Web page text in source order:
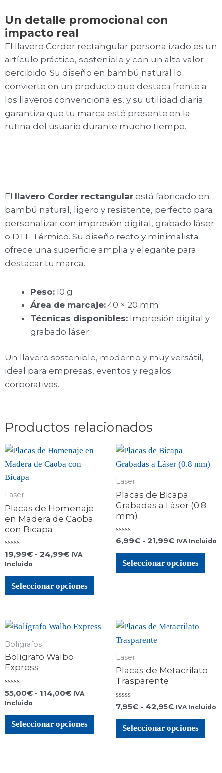
Un detalle promocional con
impacto real
El llavero Corder rectangular personalizado es un
artículo práctico, sostenible y con un alto valor
percibido. Su diseño en bambú natural lo
convierte en un producto que destaca frente a
los llaveros convencionales, y su utilidad diaria
garantiza que tu marca esté presente en la
rutina del usuario durante mucho tiempo.
El llavero Corder rectangular está fabricado en
bambú natural, ligero y resistente, perfecto para
personalizar con impresión digital, grabado láser
o DTF Térmico. Su diseño recto y minimalista
ofrece una superficie amplia y elegante para
destacar tu marca.
Peso: 10 g
Área de marcaje: 40 × 20 mm
Técnicas disponibles: Impresión digital y
grabado láser
Un llavero sostenible, moderno y muy versátil,
ideal para empresas, eventos y regalos
corporativos.
Productos relacionados
Laser
Placas de Homenaje
en Madera de Caoba
con Bicapa
Valorado
con
0
19,99€ - 24,99€ IVA
Incluido
Seleccionar opciones
Laser
Placas de Bicapa
Grabadas a Láser (0.8
mm)
Valorado
con
0
de
6,99€ - 21,99€ IVA Incluido
Seleccionar opciones
Bolígrafos
Bolígrafo Walbo
Express
Valorado
con
0
55,00€ - 114,00€ IVA
Incluido
Seleccionar opciones
Laser
Placas de Metacrilato
Trasparente
Valorado
con
0
de
7,95€ - 42,95€ IVA Incluido
Seleccionar opciones